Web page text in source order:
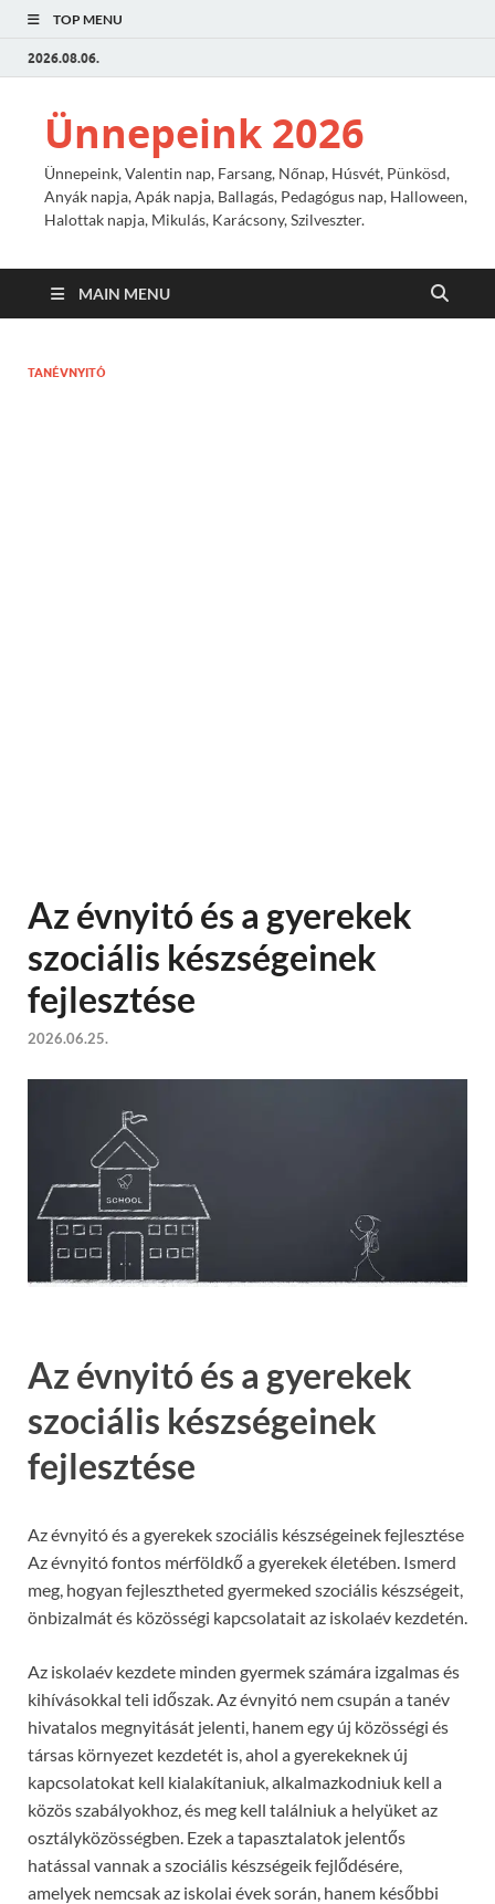
TOP MENU
2026.08.06.
Ünnepeink 2026
Ünnepeink, Valentin nap, Farsang, Nőnap, Húsvét, Pünkösd,
Anyák napja, Apák napja, Ballagás, Pedagógus nap, Halloween,
Halottak napja, Mikulás, Karácsony, Szilveszter.
MAIN MENU
TANÉVNYITÓ
Az évnyitó és a gyerekek
szociális készségeinek
fejlesztése
2026.06.25.
Az évnyitó és a gyerekek
szociális készségeinek
fejlesztése
Az évnyitó és a gyerekek szociális készségeinek fejlesztése
Az évnyitó fontos mérföldkő a gyerekek életében. Ismerd
meg, hogyan fejlesztheted gyermeked szociális készségeit,
önbizalmát és közösségi kapcsolatait az iskolaév kezdetén.
Az iskolaév kezdete minden gyermek számára izgalmas és
kihívásokkal teli időszak. Az évnyitó nem csupán a tanév
hivatalos megnyitását jelenti, hanem egy új közösségi és
társas környezet kezdetét is, ahol a gyerekeknek új
kapcsolatokat kell kialakítaniuk, alkalmazkodniuk kell a
közös szabályokhoz, és meg kell találniuk a helyüket az
osztályközösségben. Ezek a tapasztalatok jelentős
hatással vannak a szociális készségeik fejlődésére,
amelyek nemcsak az iskolai évek során, hanem későbbi